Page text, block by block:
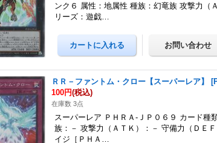
ンク６ 属性：地属性 種族：幻竜族 攻撃力（
リーズ：遊戯…
ＲＲ－ファントム・クロー【スーパーレア】 [
100円(税込)
在庫数 3点
スーパーレア ＰＨＲＡ-ＪＰ０６９ カード種
族：－ 攻撃力（ＡＴＫ）：－ 守備力（ＤＥ
イジ［ＰＨＡ…